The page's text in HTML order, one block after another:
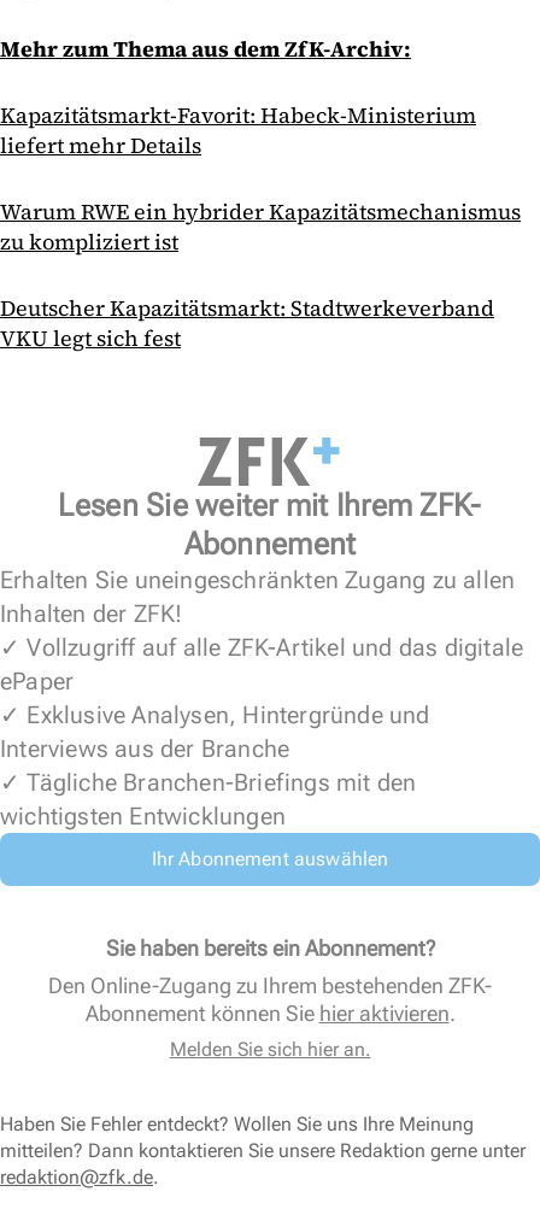
Mehr zum Thema aus dem ZfK-Archiv:
Kapazitätsmarkt-Favorit: Habeck-Ministerium
liefert mehr Details
Warum RWE ein hybrider Kapazitätsmechanismus
zu kompliziert ist
Deutscher Kapazitätsmarkt: Stadtwerkeverband
VKU legt sich fest
Lesen Sie weiter mit Ihrem ZFK-
Abonnement
Erhalten Sie uneingeschränkten Zugang zu allen
Inhalten der ZFK!
✓ Vollzugriff auf alle ZFK-Artikel und das digitale
ePaper
✓ Exklusive Analysen, Hintergründe und
Interviews aus der Branche
✓ Tägliche Branchen-Briefings mit den
wichtigsten Entwicklungen
Ihr Abonnement auswählen
Sie haben bereits ein Abonnement?
Den Online-Zugang zu Ihrem bestehenden ZFK-
Abonnement können Sie hier aktivieren.
Melden Sie sich hier an.
Haben Sie Fehler entdeckt? Wollen Sie uns Ihre Meinung
mitteilen? Dann kontaktieren Sie unsere Redaktion gerne unter
redaktion@zfk.de.